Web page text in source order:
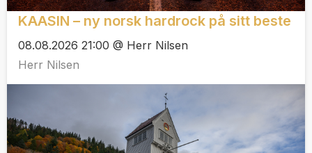
KAASIN – ny norsk hardrock på sitt beste
08.08.2026 21:00 @ Herr Nilsen
Herr Nilsen